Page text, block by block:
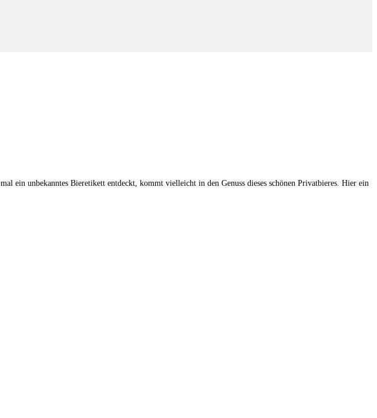
ein unbekanntes Bieretikett entdeckt, kommt vielleicht in den Genuss dieses schönen Privatbieres. Hier ein